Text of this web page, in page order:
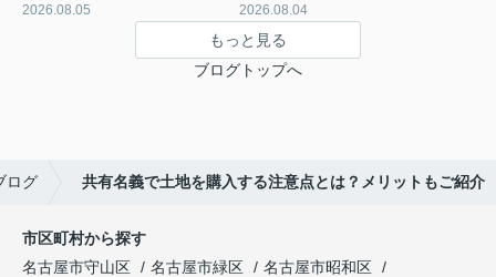
2026.08.05 2026.08.04
もっと見る
ブログトップへ
ログ 共有名義で土地を購入する注意点とは？メリットもご紹介
市区町村から探す
名古屋市守山区
名古屋市緑区
名古屋市昭和区